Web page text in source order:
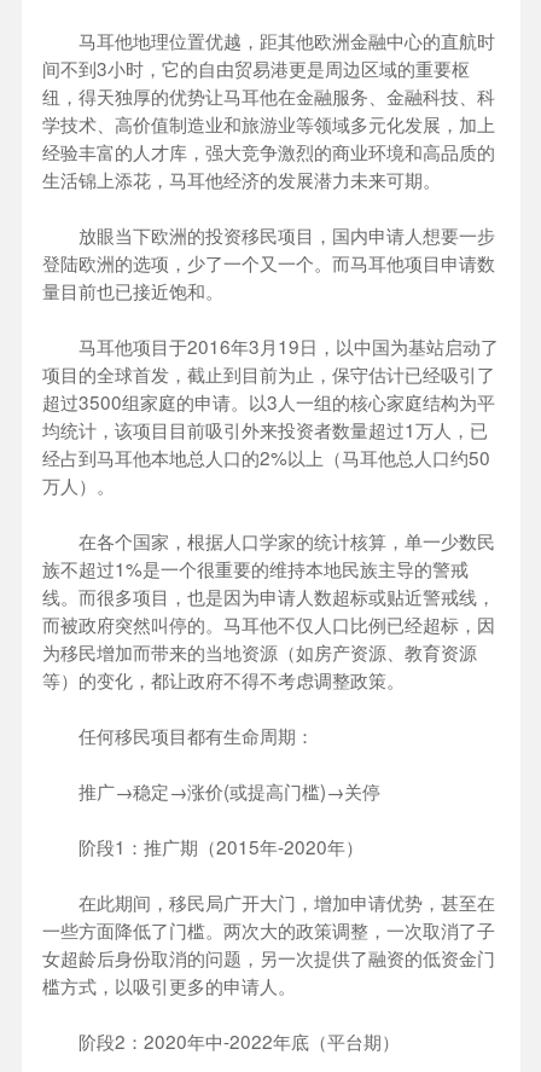
马耳他地理位置优越，距其他欧洲金融中心的直航时
间不到3小时，它的自由贸易港更是周边区域的重要枢
纽，得天独厚的优势让马耳他在金融服务、金融科技、科
学技术、高价值制造业和旅游业等领域多元化发展，加上
经验丰富的人才库，强大竞争激烈的商业环境和高品质的
生活锦上添花，马耳他经济的发展潜力未来可期。
放眼当下欧洲的投资移民项目，国内申请人想要一步
登陆欧洲的选项，少了一个又一个。而马耳他项目申请数
量目前也已接近饱和。
马耳他项目于2016年3月19日，以中国为基站启动了
项目的全球首发，截止到目前为止，保守估计已经吸引了
超过3500组家庭的申请。以3人一组的核心家庭结构为平
均统计，该项目目前吸引外来投资者数量超过1万人，已
经占到马耳他本地总人口的2%以上（马耳他总人口约50
万人）。
在各个国家，根据人口学家的统计核算，单一少数民
族不超过1%是一个很重要的维持本地民族主导的警戒
线。而很多项目，也是因为申请人数超标或贴近警戒线，
而被政府突然叫停的。马耳他不仅人口比例已经超标，因
为移民增加而带来的当地资源（如房产资源、教育资源
等）的变化，都让政府不得不考虑调整政策。
任何移民项目都有生命周期：
推广→稳定→涨价(或提高门槛)→关停
阶段1：推广期（2015年-2020年）
在此期间，移民局广开大门，增加申请优势，甚至在
一些方面降低了门槛。两次大的政策调整，一次取消了子
女超龄后身份取消的问题，另一次提供了融资的低资金门
槛方式，以吸引更多的申请人。
阶段2：2020年中-2022年底（平台期）